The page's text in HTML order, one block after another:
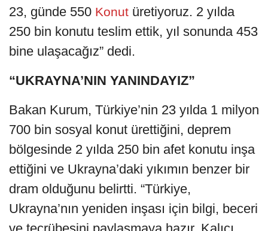
23, günde 550 Konut üretiyoruz. 2 yılda
250 bin konutu teslim ettik, yıl sonunda 453
bine ulaşacağız” dedi.
“UKRAYNA’NIN YANINDAYIZ”
Bakan Kurum, Türkiye’nin 23 yılda 1 milyon
700 bin sosyal konut ürettiğini, deprem
bölgesinde 2 yılda 250 bin afet konutu inşa
ettiğini ve Ukrayna’daki yıkımın benzer bir
dram olduğunu belirtti. “Türkiye,
Ukrayna’nın yeniden inşası için bilgi, beceri